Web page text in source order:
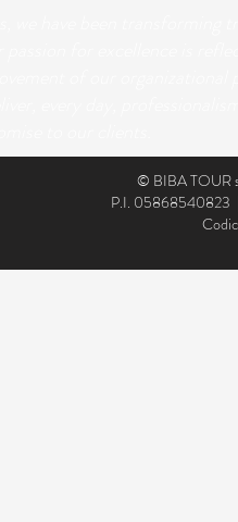
© BIBA TOUR
P.I. 05868540823